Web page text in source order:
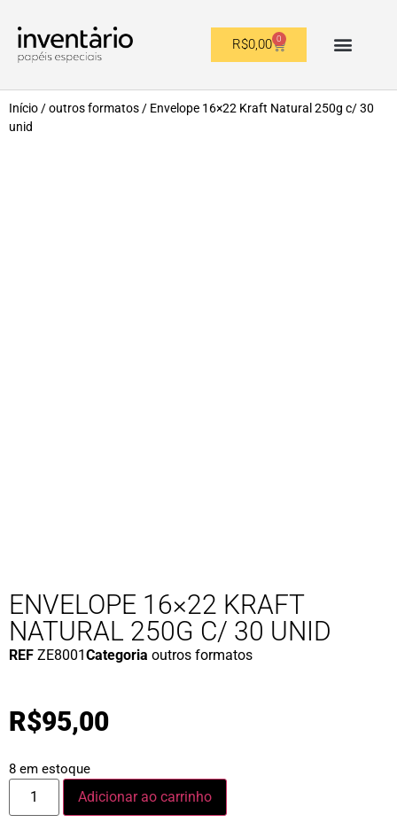
R$0,00 0
Início /outros formatos / Envelope 16×22 Kraft Natural 250g c/ 30
unid
ENVELOPE 16×22 KRAFT
NATURAL 250G C/ 30 UNID
REF ZE8001Categoria outros formatos
R$95,00
8 em estoque
Adicionar ao carrinho